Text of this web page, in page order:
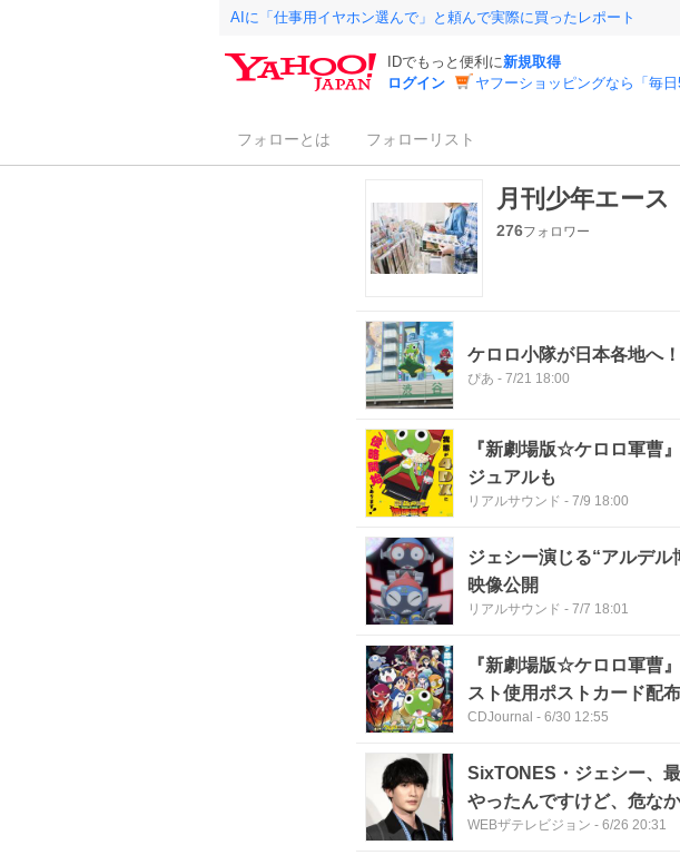
AIに「仕事用イヤホン選んで」と頼んで実際に買ったレポート
IDでもっと便利に新規取得
ログイン
ヤフーショッピングなら「毎
フォローとは フォローリスト
月刊少年エース
276フォロワー
ケロロ小隊が日本各地へ
ぴあ - 7/21 18:00
『新劇場版☆ケロロ軍曹
ジュアルも
リアルサウンド - 7/9 18:00
ジェシー演じる“アルデ
映像公開
リアルサウンド - 7/7 18:01
『新劇場版☆ケロロ軍曹
スト使用ポストカード配
CDJournal - 6/30 12:55
SixTONES・ジェシー、
やったんですけど、危なか
WEBザテレビジョン - 6/26 20:31